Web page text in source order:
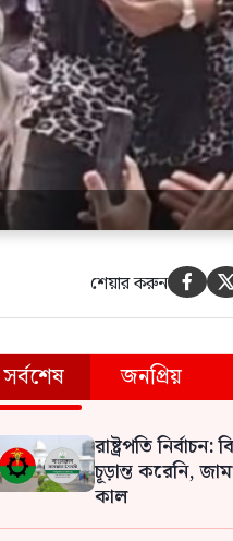
শেয়ার করুন  
সর্বশেষ জনপ্রিয়
রাষ্ট্রপতি নির্বাচন:
চূড়ান্ত করেনি,
কাল